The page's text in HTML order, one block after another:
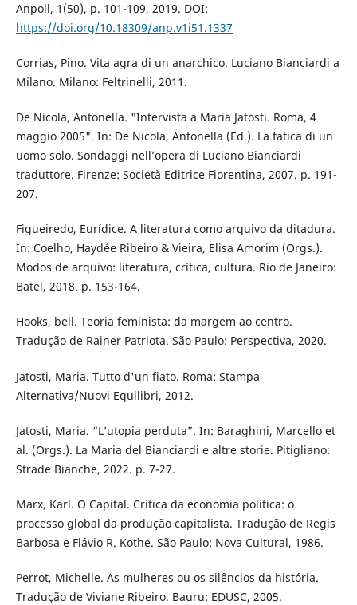
Anpoll, 1(50), p. 101-109, 2019. DOI:
https://doi.org/10.18309/anp.v1i51.1337
Corrias, Pino. Vita agra di un anarchico. Luciano Bianciardi a
Milano. Milano: Feltrinelli, 2011.
De Nicola, Antonella. "Intervista a Maria Jatosti. Roma, 4
maggio 2005". In: De Nicola, Antonella (Ed.). La fatica di un
uomo solo. Sondaggi nell’opera di Luciano Bianciardi
traduttore. Firenze: Società Editrice Fiorentina, 2007. p. 191-
207.
Figueiredo, Eurídice. A literatura como arquivo da ditadura.
In: Coelho, Haydée Ribeiro & Vieira, Elisa Amorim (Orgs.).
Modos de arquivo: literatura, crítica, cultura. Rio de Janeiro:
Batel, 2018. p. 153-164.
Hooks, bell. Teoria feminista: da margem ao centro.
Tradução de Rainer Patriota. São Paulo: Perspectiva, 2020.
Jatosti, Maria. Tutto d'un fiato. Roma: Stampa
Alternativa/Nuovi Equilibri, 2012.
Jatosti, Maria. “L’utopia perduta”. In: Baraghini, Marcello et
al. (Orgs.). La Maria del Bianciardi e altre storie. Pitigliano:
Strade Bianche, 2022. p. 7-27.
Marx, Karl. O Capital. Crítica da economia política: o
processo global da produção capitalista. Tradução de Regis
Barbosa e Flávio R. Kothe. São Paulo: Nova Cultural, 1986.
Perrot, Michelle. As mulheres ou os silêncios da história.
Tradução de Viviane Ribeiro. Bauru: EDUSC, 2005.